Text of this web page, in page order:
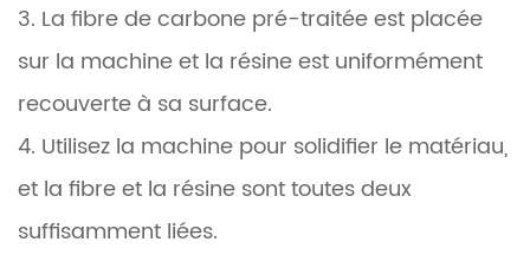
3. La fibre de carbone pré-traitée est placée
sur la machine et la résine est uniformément
recouverte à sa surface.
4. Utilisez la machine pour solidifier le matériau,
et la fibre et la résine sont toutes deux
suffisamment liées.